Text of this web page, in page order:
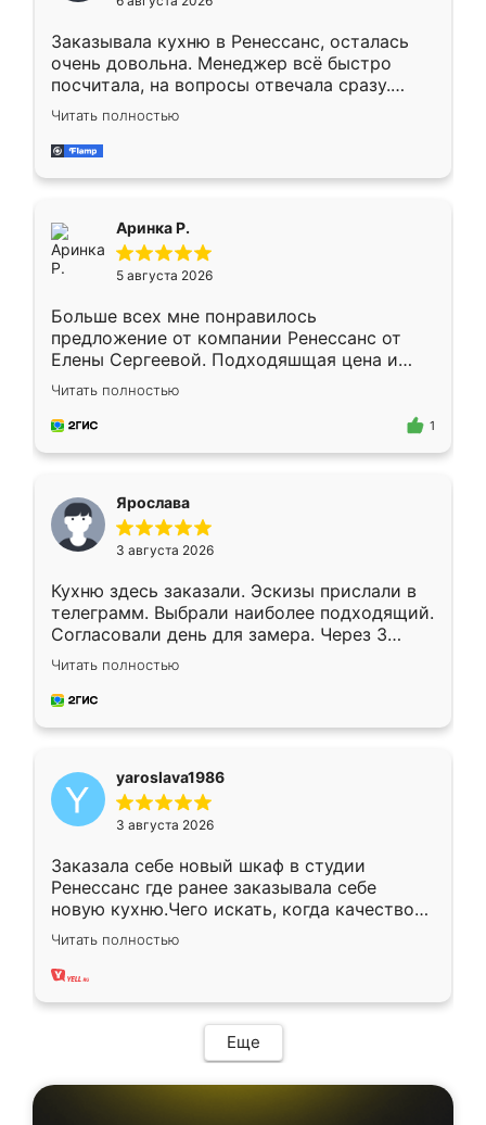
мебели буду заказывать только здесь.
Заказывала кухню в Ренессанс, осталась
очень довольна. Менеджер всё быстро
посчитала, на вопросы отвечала сразу.
Замерщик приехал в субботу, подошёл к
делу со всей ответственностью. Собрали
за день, ребята работали аккуратно, даже
Читать полностью
Аринка Р.
5 августа 2026
Больше всех мне понравилось
предложение от компании Ренессанс от
Елены Сергеевой. Подходяшщая цена и
короткие сроки изготовления. Приехавший
для замера сотрудник Владислав
предложил по моему эскизу самый
Читать полностью
1
Ярослава
3 августа 2026
Кухню здесь заказали. Эскизы прислали в
телеграмм. Выбрали наиболее подходящий.
Согласовали день для замера. Через 3
недели кухня была уже готова. Остались
довольны работой. Спасибо Ренессанс
мебель за качественную работу!
Читать полностью
yaroslava1986
3 августа 2026
Заказала себе новый шкаф в студии
Ренессанс где ранее заказывала себе
новую кухню.Чего искать, когда качеством
вполне довольна. Служит кухня уже почти
два года, нареканий нет.
Читать полностью
Еще